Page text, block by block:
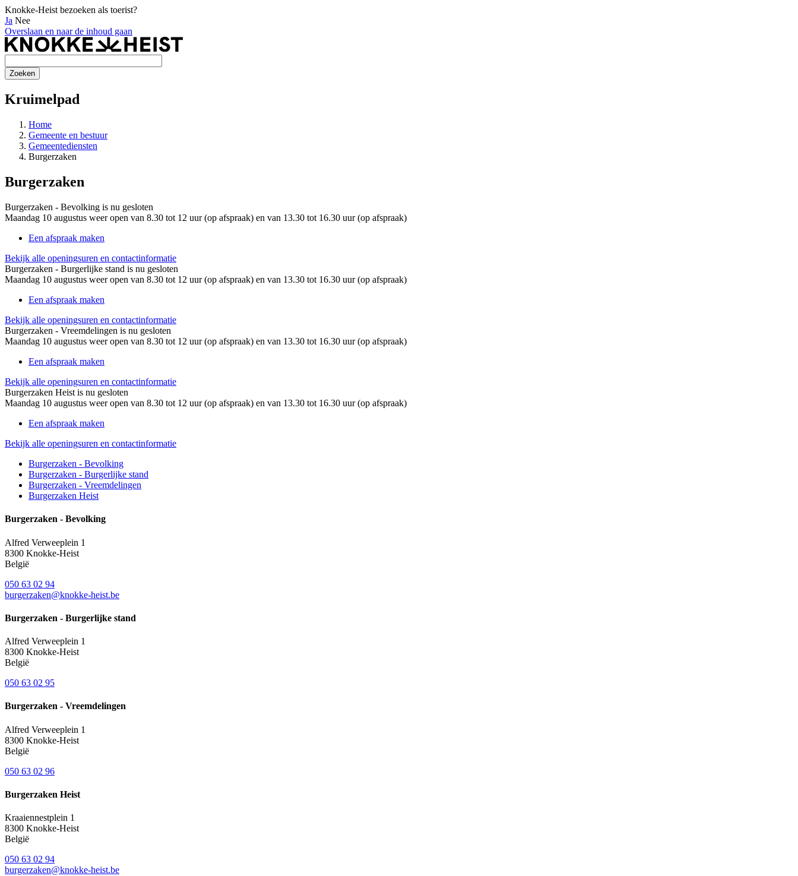
Knokke-Heist bezoeken als toerist?
Ja Nee
Overslaan en naar de inhoud gaan
Kruimelpad
Home
Gemeente en bestuur
Gemeentediensten
Burgerzaken
Burgerzaken
Burgerzaken - Bevolking is nu gesloten
Maandag 10 augustus weer open van 8.30 tot 12 uur (op afspraak) en van 13.30 tot 16.30 uur (op afspraak)
Een afspraak maken
Bekijk alle openingsuren en contactinformatie
Burgerzaken - Burgerlijke stand is nu gesloten
Maandag 10 augustus weer open van 8.30 tot 12 uur (op afspraak) en van 13.30 tot 16.30 uur (op afspraak)
Een afspraak maken
Bekijk alle openingsuren en contactinformatie
Burgerzaken - Vreemdelingen is nu gesloten
Maandag 10 augustus weer open van 8.30 tot 12 uur (op afspraak) en van 13.30 tot 16.30 uur (op afspraak)
Een afspraak maken
Bekijk alle openingsuren en contactinformatie
Burgerzaken Heist is nu gesloten
Maandag 10 augustus weer open van 8.30 tot 12 uur (op afspraak) en van 13.30 tot 16.30 uur (op afspraak)
Een afspraak maken
Bekijk alle openingsuren en contactinformatie
Burgerzaken - Bevolking
Burgerzaken - Burgerlijke stand
Burgerzaken - Vreemdelingen
Burgerzaken Heist
Burgerzaken - Bevolking
Alfred Verweeplein 1
8300 Knokke-Heist
België
050 63 02 94
burgerzaken@knokke-heist.be
Burgerzaken - Burgerlijke stand
Alfred Verweeplein 1
8300 Knokke-Heist
België
050 63 02 95
Burgerzaken - Vreemdelingen
Alfred Verweeplein 1
8300 Knokke-Heist
België
050 63 02 96
Burgerzaken Heist
Kraaiennestplein 1
8300 Knokke-Heist
België
050 63 02 94
burgerzaken@knokke-heist.be